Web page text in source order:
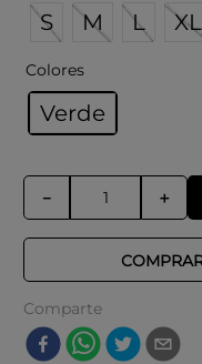
S M L XL
Colores
Verde
＋
－
Comparte